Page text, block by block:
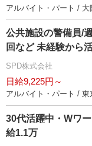
アルバイト・パート / 大
公共施設の警備員/
回など 未経験から
SPD株式会社
日給9,225円～
アルバイト・パート / 東
30代活躍中・Wワ
給1.1万